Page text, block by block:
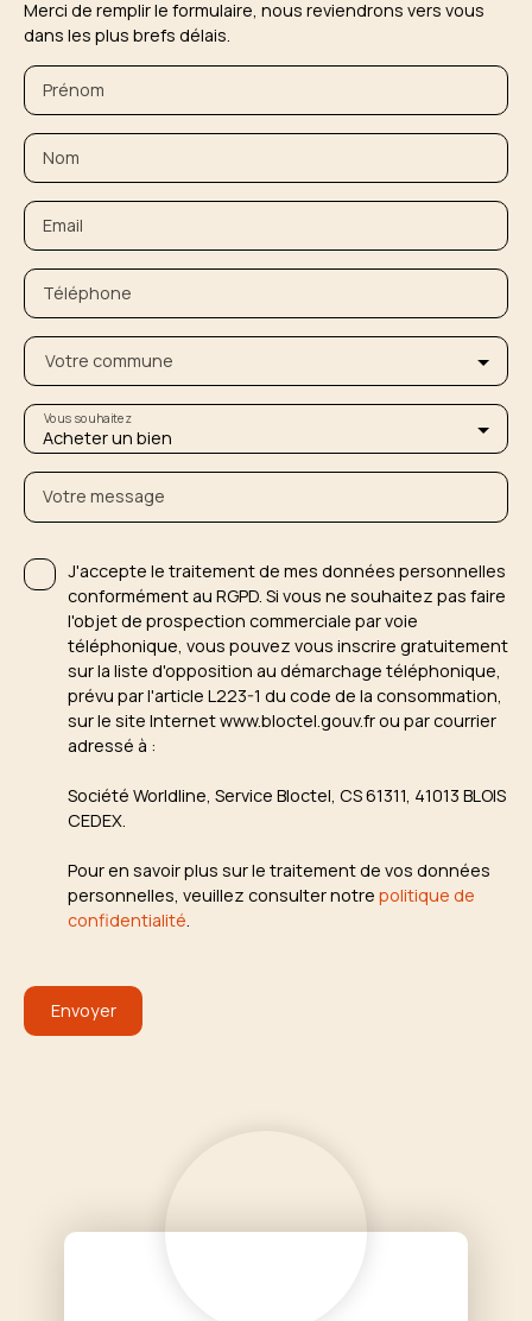
Merci de remplir le formulaire, nous reviendrons vers vous
dans les plus brefs délais.
Prénom
Nom
Email
Téléphone
Votre commune
Acheter un bien
Vous souhaitez
Votre message
J'accepte le traitement de mes données personnelles
conformément au RGPD. Si vous ne souhaitez pas faire
l'objet de prospection commerciale par voie
téléphonique, vous pouvez vous inscrire gratuitement
sur la liste d'opposition au démarchage téléphonique,
prévu par l'article L223-1 du code de la consommation,
sur le site Internet www.bloctel.gouv.fr ou par courrier
adressé à :
Société Worldline, Service Bloctel, CS 61311, 41013 BLOIS
CEDEX.
Pour en savoir plus sur le traitement de vos données
personnelles, veuillez consulter notre politique de
confidentialité
Envoyer